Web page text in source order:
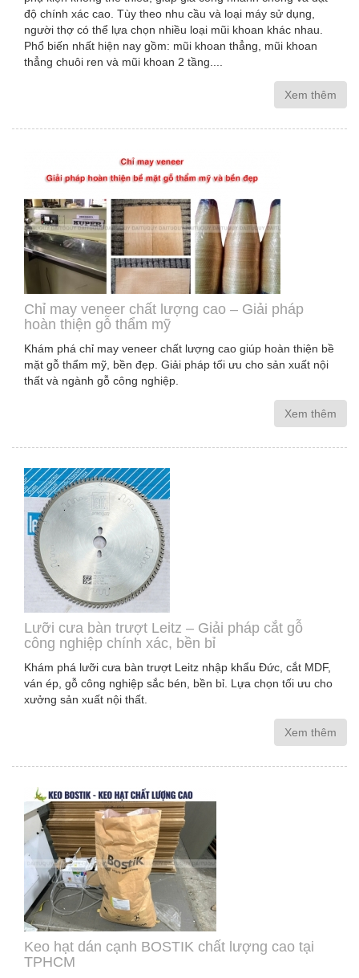
độ chính xác cao. Tùy theo nhu cầu và loại máy sử dụng,
người thợ có thể lựa chọn nhiều loại mũi khoan khác nhau.
Phổ biến nhất hiện nay gồm: mũi khoan thẳng, mũi khoan
thẳng chuôi ren và mũi khoan 2 tầng....
Xem thêm
Chỉ may veneer chất lượng cao – Giải pháp
hoàn thiện gỗ thẩm mỹ
Khám phá chỉ may veneer chất lượng cao giúp hoàn thiện bề
mặt gỗ thẩm mỹ, bền đẹp. Giải pháp tối ưu cho sản xuất nội
thất và ngành gỗ công nghiệp.
Xem thêm
Lưỡi cưa bàn trượt Leitz – Giải pháp cắt gỗ
công nghiệp chính xác, bền bỉ
Khám phá lưỡi cưa bàn trượt Leitz nhập khẩu Đức, cắt MDF,
ván ép, gỗ công nghiệp sắc bén, bền bỉ. Lựa chọn tối ưu cho
xưởng sản xuất nội thất.
Xem thêm
Keo hạt dán cạnh BOSTIK chất lượng cao tại
TPHCM